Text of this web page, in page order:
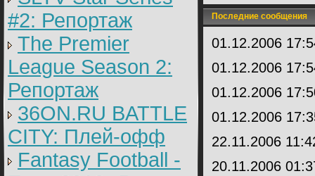
#2: Репортаж
The Premier
League Season 2:
Репортаж
36ON.RU BATTLE
CITY: Плей-офф
Fantasy Football -
Последние сообщения
01.12.2006
01.12.2006
01.12.2006
01.12.2006
22.11.2006
20.11.2006